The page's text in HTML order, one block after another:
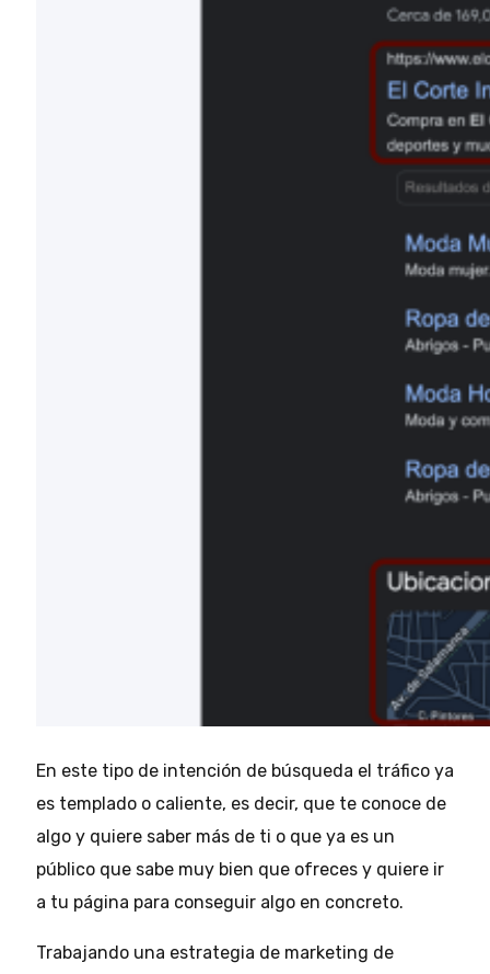
En este tipo de intención de búsqueda el tráfico ya
es templado o caliente, es decir, que te conoce de
algo y quiere saber más de ti o que ya es un
público que sabe muy bien que ofreces y quiere ir
a tu página para conseguir algo en concreto.
Trabajando una estrategia de marketing de